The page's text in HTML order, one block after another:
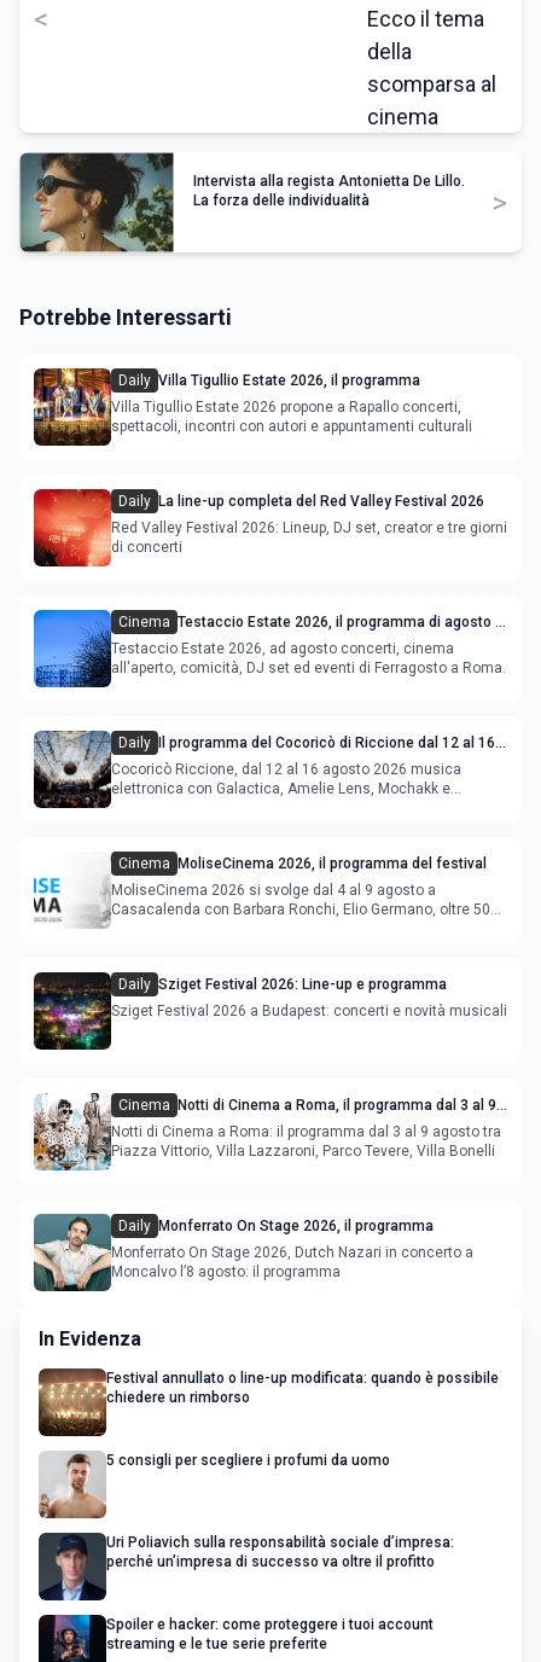
<
Intervista alla regista Antonietta De Lillo.
La forza delle individualità
>
Potrebbe Interessarti
Daily Villa Tigullio Estate 2026, il programma
Villa Tigullio Estate 2026 propone a Rapallo concerti,
spettacoli, incontri con autori e appuntamenti culturali
Daily La line-up completa del Red Valley Festival 2026
Red Valley Festival 2026: Lineup, DJ set, creator e tre giorni
di concerti
Cinema Testaccio Estate 2026, il programma di agosto e
Ferragosto
Testaccio Estate 2026, ad agosto concerti, cinema
all'aperto, comicità, DJ set ed eventi di Ferragosto a Roma.
Daily
Il programma del Cocoricò di Riccione dal 12 al 16
agosto 2026
Cocoricò Riccione, dal 12 al 16 agosto 2026 musica
elettronica con Galactica, Amelie Lens, Mochakk e
Cinema
MoliseCinema 2026, il programma del festival
MoliseCinema 2026 si svolge dal 4 al 9 agosto a
Casacalenda con Barbara Ronchi, Elio Germano, oltre 50
Daily Sziget Festival 2026: Line-up e programma
Sziget Festival 2026 a Budapest: concerti e novità musicali
Cinema
Notti di Cinema a Roma, il programma dal 3 al 9
agosto
Notti di Cinema a Roma: il programma dal 3 al 9 agosto tra
Piazza Vittorio, Villa Lazzaroni, Parco Tevere, Villa Bonelli
Daily Monferrato On Stage 2026, il programma
Monferrato On Stage 2026, Dutch Nazari in concerto a
Moncalvo l’8 agosto: il programma
In Evidenza
Festival annullato o line-up modificata: quando è possibile
chiedere un rimborso
5 consigli per scegliere i profumi da uomo
Uri Poliavich sulla responsabilità sociale d’impresa:
perché un’impresa di successo va oltre il profitto
Spoiler e hacker: come proteggere i tuoi account
streaming e le tue serie preferite